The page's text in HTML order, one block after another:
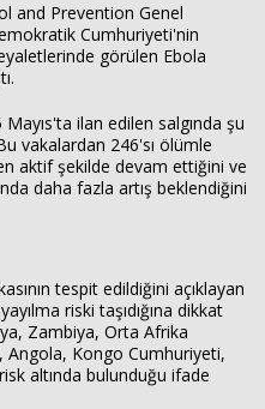
and Prevention Genel
Cumhuriyeti'nin
görülen Ebola
ilan edilen salgında şu
vakalardan 246'sı ölümle
aktif şekilde devam ettiğini ve
daha fazla artış beklendiğini
tespit edildiğini açıklayan
riski taşıdığına dikkat
Zambiya, Orta Afrika
Angola, Kongo Cumhuriyeti,
altında bulunduğu ifade